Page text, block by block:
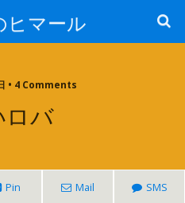
ヒマール
• 4 Comments
ロバ
Pin Mail SMS